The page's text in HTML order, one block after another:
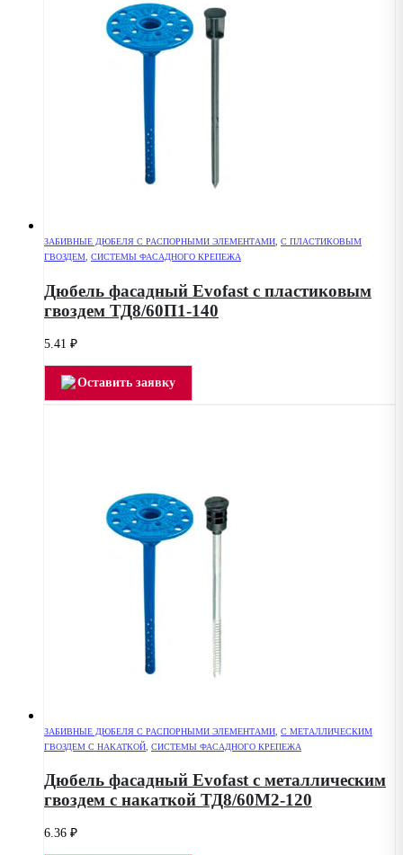
ЗАБИВНЫЕ ДЮБЕЛЯ С РАСПОРНЫМИ ЭЛЕМЕНТАМИ С ПЛАСТИКОВЫМ
ГВОЗДЕМ СИСТЕМЫ ФАСАДНОГО КРЕПЕЖА
Дюбель фасадный Evofast с пластиковым
гвоздем ТД8/60П1-140
5.41 ₽
Оставить заявку
ЗАБИВНЫЕ ДЮБЕЛЯ С РАСПОРНЫМИ ЭЛЕМЕНТАМИ С МЕТАЛЛИЧЕСКИМ
ГВОЗДЕМ С НАКАТКОЙ СИСТЕМЫ ФАСАДНОГО КРЕПЕЖА
Дюбель фасадный Evofast с металлическим
гвоздем с накаткой ТД8/60М2-120
6.36 ₽